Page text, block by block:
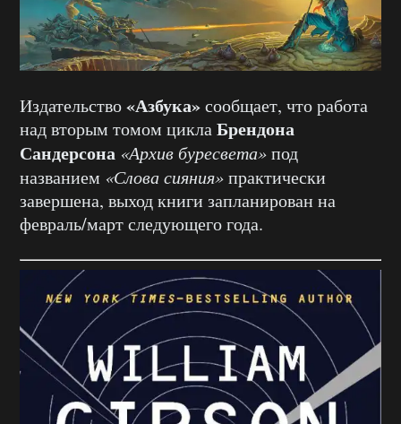
Издательство«Азбука»сообщает, что работа
над вторым томом циклаБрендона
Сандерсона «Архив буресвета»под
названием «Слова сияния»практически
завершена, выход книги запланирован на
февраль/март следующего года.